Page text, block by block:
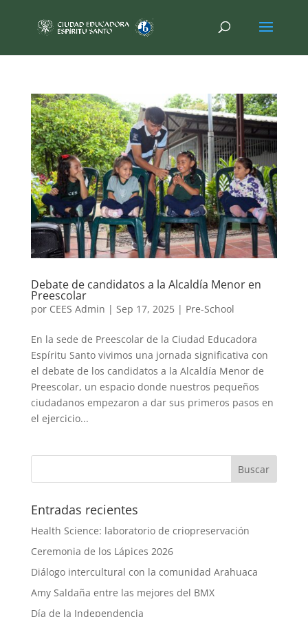
Debate de candidatos a la Alcaldía Menor en
Preescolar
por CEES Admin | Sep 17, 2025| Pre-School
En la sede de Preescolar de la Ciudad Educadora
Espíritu Santo vivimos una jornada significativa con
el debate de los candidatos a la Alcaldía Menor de
Preescolar, un espacio donde nuestros pequeños
ciudadanos empezaron a dar sus primeros pasos en
el ejercicio...
Entradas recientes
Health Science: laboratorio de criopreservación
Ceremonia de los Lápices 2026
Diálogo intercultural con la comunidad Arahuaca
Amy Saldaña entre las mejores del BMX
Día de la Independencia